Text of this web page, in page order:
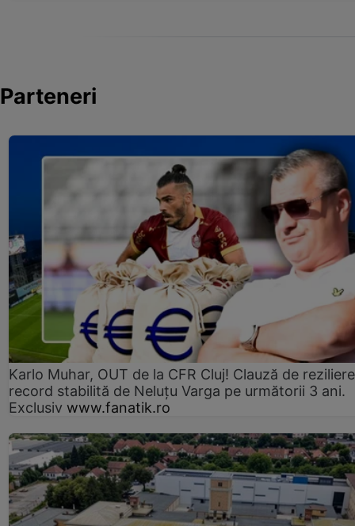
Parteneri
Karlo Muhar, OUT de la CFR Cluj! Clauză de reziliere
record stabilită de Neluțu Varga pe următorii 3 ani.
Exclusiv www.fanatik.ro